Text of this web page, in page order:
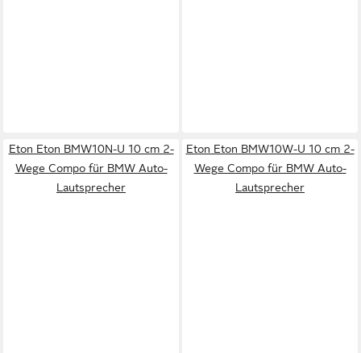
Eton Eton BMW10N-U 10 cm 2-
Wege Compo für BMW Auto-
Lautsprecher
Eton Eton BMW10W-U 10 cm 2-
Wege Compo für BMW Auto-
Lautsprecher